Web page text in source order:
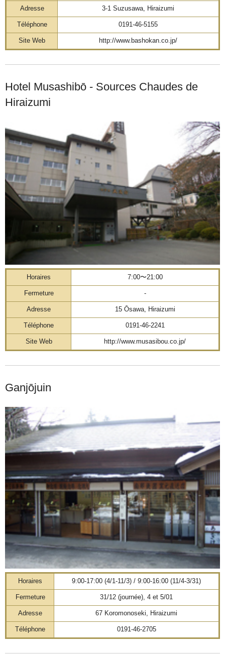
Adresse 3-1 Suzusawa, Hiraizumi
Téléphone 0191-46-5155
Site Web http://www.bashokan.co.jp/
Hotel Musashibō - Sources Chaudes de
Hiraizumi
Horaires 7:00〜21:00
Fermeture -
Adresse 15 Ōsawa, Hiraizumi
Téléphone 0191-46-2241
Site Web http://www.musasibou.co.jp/
Ganjōjuin
Horaires 9:00-17:00 (4/1-11/3) / 9:00-16:00 (11/4-3/31)
Fermeture 31/12 (journée), 4 et 5/01
Adresse 67 Koromonoseki, Hiraizumi
Téléphone 0191-46-2705